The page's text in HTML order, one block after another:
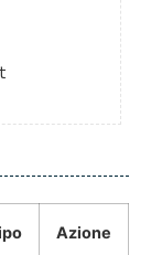
Azione